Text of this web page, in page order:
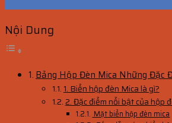
Nội Dung
Bảng Hộp Đèn Mica Những Đặc
1. Biển hộp đèn Mica là gì?
2. Đặc điểm nổi bật của hộp
Mặt biển hộp đèn mica